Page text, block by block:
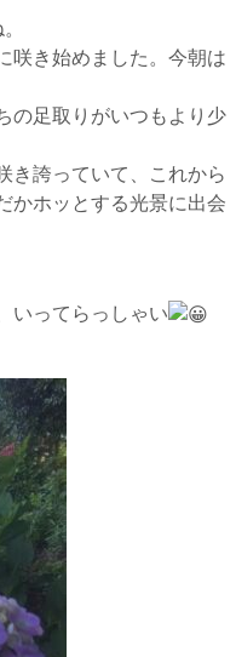
咲き始めました。今朝は
の足取りがいつもより少
き誇っていて、これから
かホッとする光景に出会
いってらっしゃい